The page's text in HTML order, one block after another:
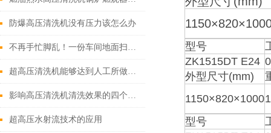
防爆高压清洗机没有压力该怎么办
不再手忙脚乱！一份车间地面扫地机轻松上手指南！
超高压清洗机能够达到人工所做不到的使用效果
影响高压清洗机清洗效果的四个因素
超高压水射流技术的应用
型号
ZK1515DT E24
外型尺寸(mm)
1150×820×1000
型号